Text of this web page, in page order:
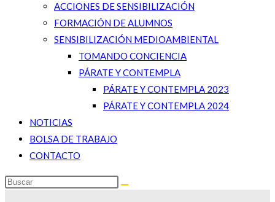
ACCIONES DE SENSIBILIZACIÓN
FORMACIÓN DE ALUMNOS
SENSIBILIZACIÓN MEDIOAMBIENTAL
TOMANDO CONCIENCIA
PÁRATE Y CONTEMPLA
PÁRATE Y CONTEMPLA 2023
PÁRATE Y CONTEMPLA 2024
NOTICIAS
BOLSA DE TRABAJO
CONTACTO